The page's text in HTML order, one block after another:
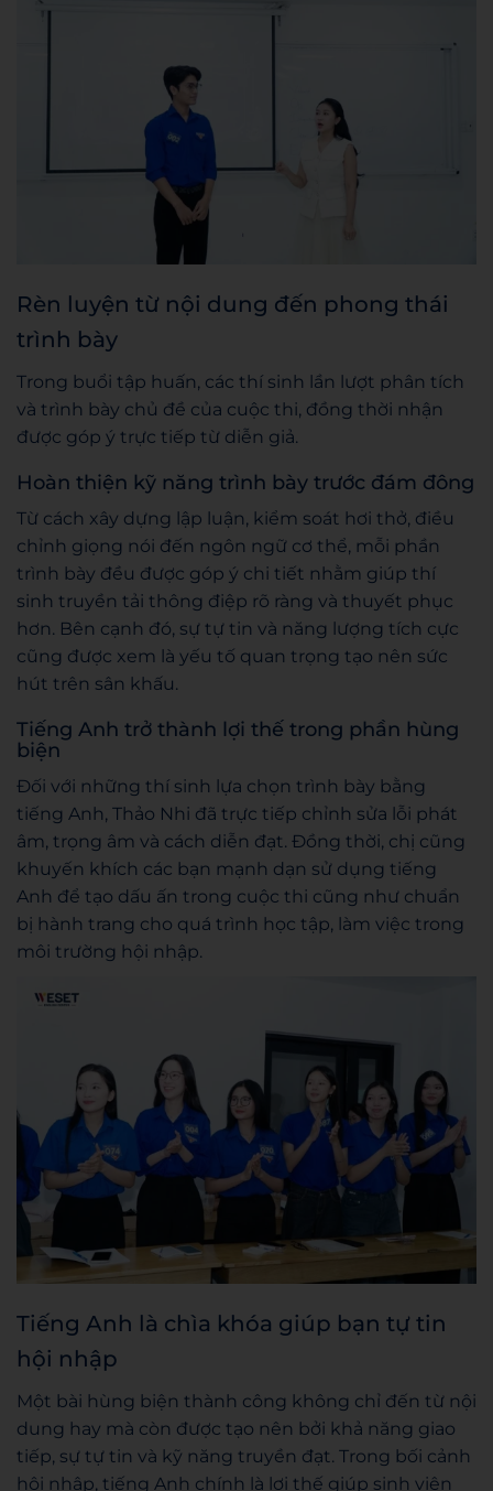
Rèn luyện từ nội dung đến phong thái
trình bày
Trong buổi tập huấn, các thí sinh lần lượt phân tích
và trình bày chủ đề của cuộc thi, đồng thời nhận
được góp ý trực tiếp từ diễn giả.
Hoàn thiện kỹ năng trình bày trước đám đông
Từ cách xây dựng lập luận, kiểm soát hơi thở, điều
chỉnh giọng nói đến ngôn ngữ cơ thể, mỗi phần
trình bày đều được góp ý chi tiết nhằm giúp thí
sinh truyền tải thông điệp rõ ràng và thuyết phục
hơn. Bên cạnh đó, sự tự tin và năng lượng tích cực
cũng được xem là yếu tố quan trọng tạo nên sức
hút trên sân khấu.
Tiếng Anh trở thành lợi thế trong phần hùng
biện
Đối với những thí sinh lựa chọn trình bày bằng
tiếng Anh, Thảo Nhi đã trực tiếp chỉnh sửa lỗi phát
âm, trọng âm và cách diễn đạt. Đồng thời, chị cũng
khuyến khích các bạn mạnh dạn sử dụng tiếng
Anh để tạo dấu ấn trong cuộc thi cũng như chuẩn
bị hành trang cho quá trình học tập, làm việc trong
môi trường hội nhập.
Tiếng Anh là chìa khóa giúp bạn tự tin
hội nhập
Một bài hùng biện thành công không chỉ đến từ nội
dung hay mà còn được tạo nên bởi khả năng giao
tiếp, sự tự tin và kỹ năng truyền đạt. Trong bối cảnh
hội nhập, tiếng Anh chính là lợi thế giúp sinh viên